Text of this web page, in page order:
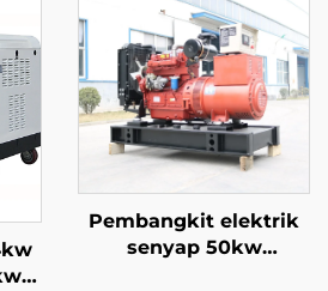
Pembangkit elektrik
senyap 50kw